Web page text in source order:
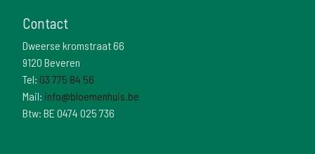
Contact
Dweerse kromstraat 66
9120 Beveren
Tel: 03 775 84 56
Mail: info@bloemenhuis.be
Btw: BE 0474 025 736